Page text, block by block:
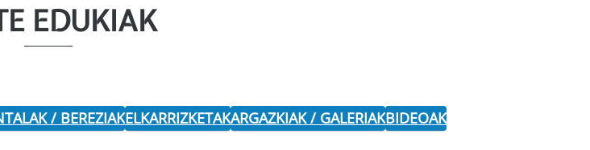
EDUKIAK
/ BEREZIAKELKARRIZKETAKARGAZKIAK / GALERIAKBIDEOAK